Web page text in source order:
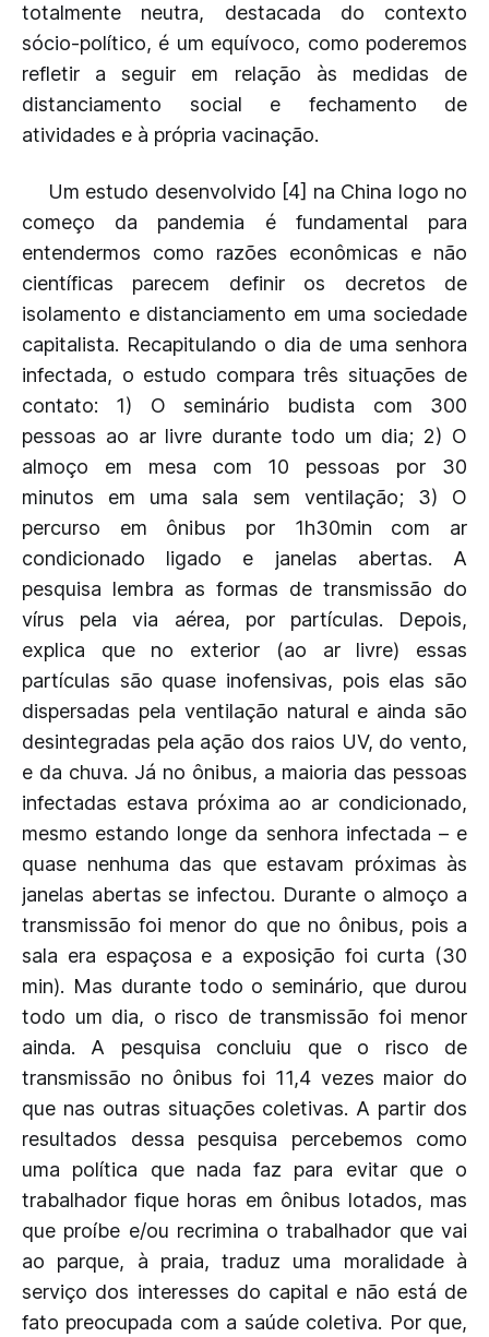
totalmente neutra, destacada do contexto
sócio-político, é um equívoco, como poderemos
refletir a seguir em relação às medidas de
distanciamento social e fechamento de
atividades e à própria vacinação.
Um estudo desenvolvido [4] na China logo no
começo da pandemia é fundamental para
entendermos como razões econômicas e não
científicas parecem definir os decretos de
isolamento e distanciamento em uma sociedade
capitalista. Recapitulando o dia de uma senhora
infectada, o estudo compara três situações de
contato: 1) O seminário budista com 300
pessoas ao ar livre durante todo um dia; 2) O
almoço em mesa com 10 pessoas por 30
minutos em uma sala sem ventilação; 3) O
percurso em ônibus por 1h30min com ar
condicionado ligado e janelas abertas. A
pesquisa lembra as formas de transmissão do
vírus pela via aérea, por partículas. Depois,
explica que no exterior (ao ar livre) essas
partículas são quase inofensivas, pois elas são
dispersadas pela ventilação natural e ainda são
desintegradas pela ação dos raios UV, do vento,
e da chuva. Já no ônibus, a maioria das pessoas
infectadas estava próxima ao ar condicionado,
mesmo estando longe da senhora infectada – e
quase nenhuma das que estavam próximas às
janelas abertas se infectou. Durante o almoço a
transmissão foi menor do que no ônibus, pois a
sala era espaçosa e a exposição foi curta (30
min). Mas durante todo o seminário, que durou
todo um dia, o risco de transmissão foi menor
ainda. A pesquisa concluiu que o risco de
transmissão no ônibus foi 11,4 vezes maior do
que nas outras situações coletivas. A partir dos
resultados dessa pesquisa percebemos como
uma política que nada faz para evitar que o
trabalhador fique horas em ônibus lotados, mas
que proíbe e/ou recrimina o trabalhador que vai
ao parque, à praia, traduz uma moralidade à
serviço dos interesses do capital e não está de
fato preocupada com a saúde coletiva. Por que,